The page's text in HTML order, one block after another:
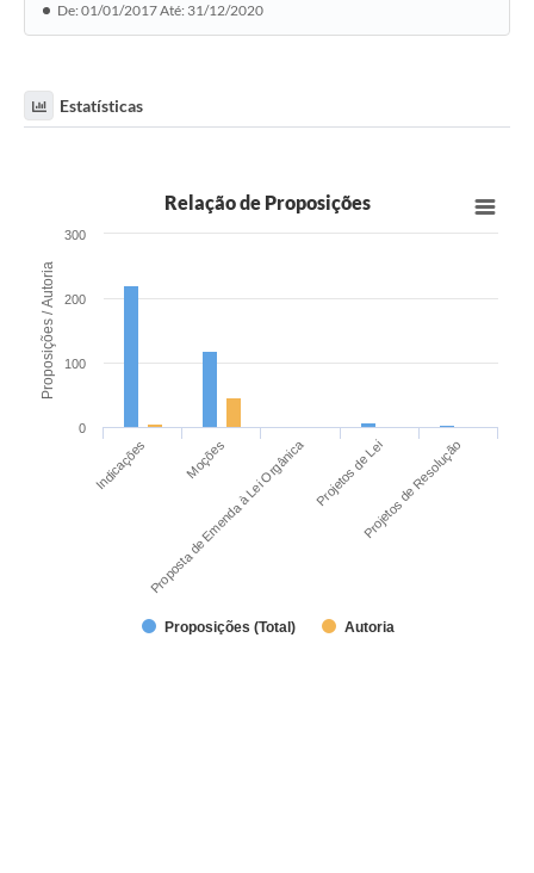
De: 01/01/2017 Até: 31/12/2020
Estatísticas
Proposições / Autoria
Relação de Proposições
Proposições (Total) Autoria
Indicações Moções
Proposta de Emenda à Lei Orgânica Projetos de LeiProjetos de Resolução
0
100
200
300